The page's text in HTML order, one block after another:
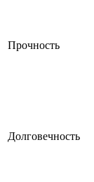
Прочность
Долговечность